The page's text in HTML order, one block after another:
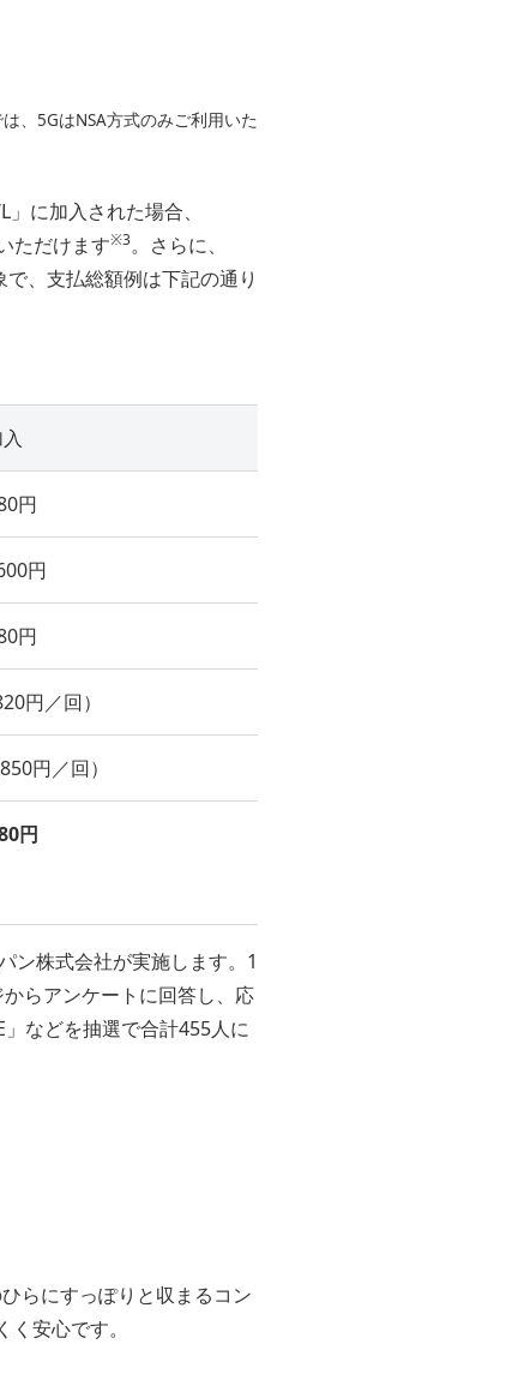
、5GはNSA方式のみご利用いた
に加入された場合、
ただけます※3。さらに、
で、支払総額例は下記の通り
円
円
円
円／回）
円／回）
円
ン株式会社が実施します。1
らアンケートに回答し、応
などを抽選で合計455人に
らにすっぽりと収まるコン
安心です。